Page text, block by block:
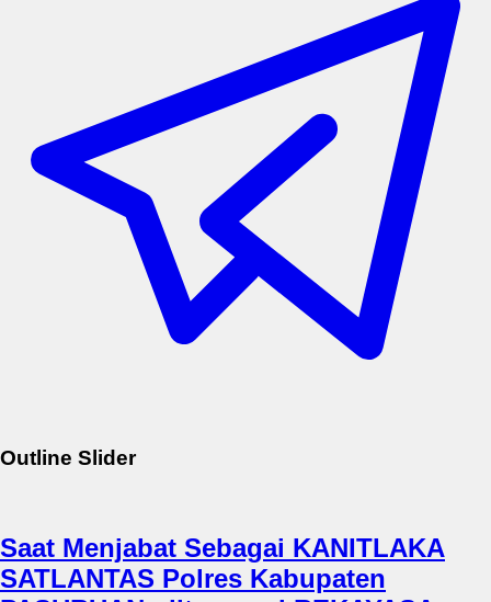
Outline Slider
Saat Menjabat Sebagai KANITLAKA
SATLANTAS Polres Kabupaten